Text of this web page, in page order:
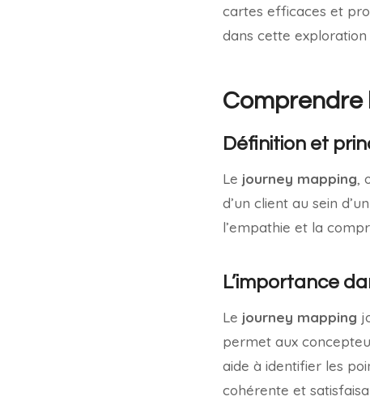
cartes efficaces et
dans cette
Comprendre
Définition et
Le journey mapping,
d’un client au sein
l’empathie et la
L’importance
Le journey mapping
permet aux
aide à identifier les
cohérente et